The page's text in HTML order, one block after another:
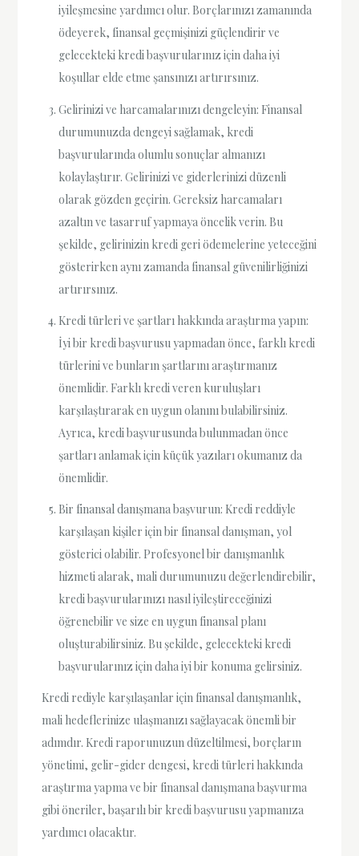
iyileşmesine yardımcı olur. Borçlarınızı zamanında
ödeyerek, finansal geçmişinizi güçlendirir ve
gelecekteki kredi başvurularınız için daha iyi
koşullar elde etme şansınızı artırırsınız.
Gelirinizi ve harcamalarınızı dengeleyin: Finansal
durumunuzda dengeyi sağlamak, kredi
başvurularında olumlu sonuçlar almanızı
kolaylaştırır. Gelirinizi ve giderlerinizi düzenli
olarak gözden geçirin. Gereksiz harcamaları
azaltın ve tasarruf yapmaya öncelik verin. Bu
şekilde, gelirinizin kredi geri ödemelerine yeteceğini
gösterirken aynı zamanda finansal güvenilirliğinizi
artırırsınız.
Kredi türleri ve şartları hakkında araştırma yapın:
İyi bir kredi başvurusu yapmadan önce, farklı kredi
türlerini ve bunların şartlarını araştırmanız
önemlidir. Farklı kredi veren kuruluşları
karşılaştırarak en uygun olanını bulabilirsiniz.
Ayrıca, kredi başvurusunda bulunmadan önce
şartları anlamak için küçük yazıları okumanız da
önemlidir.
Bir finansal danışmana başvurun: Kredi reddiyle
karşılaşan kişiler için bir finansal danışman, yol
gösterici olabilir. Profesyonel bir danışmanlık
hizmeti alarak, mali durumunuzu değerlendirebilir,
kredi başvurularınızı nasıl iyileştireceğinizi
öğrenebilir ve size en uygun finansal planı
oluşturabilirsiniz. Bu şekilde, gelecekteki kredi
başvurularınız için daha iyi bir konuma gelirsiniz.
Kredi rediyle karşılaşanlar için finansal danışmanlık,
mali hedeflerinize ulaşmanızı sağlayacak önemli bir
adımdır. Kredi raporunuzun düzeltilmesi, borçların
yönetimi, gelir-gider dengesi, kredi türleri hakkında
araştırma yapma ve bir finansal danışmana başvurma
gibi öneriler, başarılı bir kredi başvurusu yapmanıza
yardımcı olacaktır.